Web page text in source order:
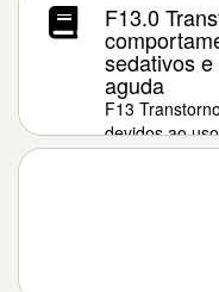
F13.0
sedativos
aguda
F13
devidos ao